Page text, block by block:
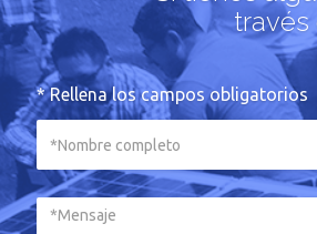
través
* Rellena los campos obligatorios